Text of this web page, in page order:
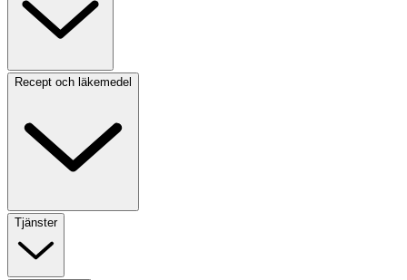
Recept och läkemedel
Tjänster